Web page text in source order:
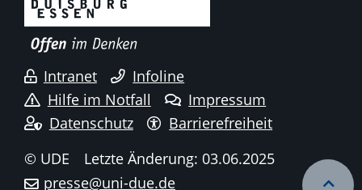
Intranet
Infoline
Hilfe im Notfall
Impressum
Datenschutz
Barrierefreiheit
© UDE
Letzte Änderung: 03.06.2025
presse@uni-due.de